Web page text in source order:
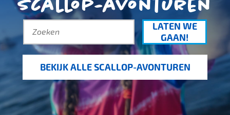
LATEN WE
GAAN!
BEKIJK ALLE SCALLOP-AVONTUREN